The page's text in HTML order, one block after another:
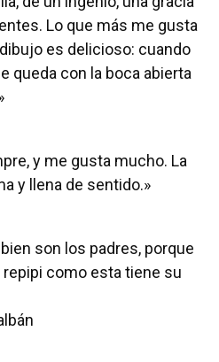
Lo que más me gusta
es delicioso: cuando
queda con la boca abierta
y me gusta mucho. La
y llena de sentido.»
son los padres, porque
repipi como esta tiene su